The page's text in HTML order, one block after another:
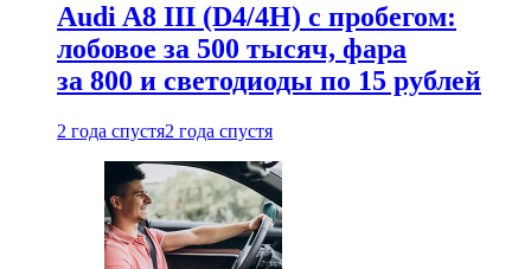
Audi A8 III (D4/4H) c пробегом:
лобовое за 500 тысяч, фара
за 800 и светодиоды по 15 рублей
2 года спустя2 года спустя